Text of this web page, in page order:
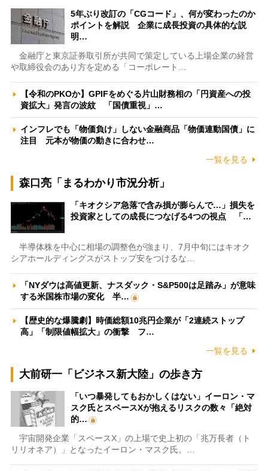
5年ぶり改訂の「CGコード」、何が変わったのか
ポイントを解説 企業に成長投資の具体的な説
明…
金融庁と東京証券取引所が共同で策定している上場企業の経営
や取締役会のあり方を定める「コーポレート…
【令和のPKOか】GPIFをめぐる片山財務相の「円資産への投
資拡大」発言の波紋 「国債重視」…
インフレでも「物価負け」しない金融商品「物価連動国債」に
注目 元本が物価の動きに合わせ…
一覧を見る
森口亮「まるわかり市況分析」
「キオクシア急落で含み損が膨らんで…」損失を
投資家としての成長につなげる4つの視点 「…
半導体株を中心に相場の調整色が強まり、7月中旬にはキオク
シアホールディングスがストップ安をつけるな…
「NYダウは高値更新、ナスダック・S&P500は足踏み」が意味
する米国株市場の変化 半…
【歴史的な爆騰劇】時価総額10兆円企業が「2連続ストップ
高」「制限値幅拡大」の衝撃 フ…
一覧を見る
大前研一「ビジネス新大陸」の歩き方
「いつ暴発してもおかしくはない」イーロン・マ
スク氏とスペースXが抱えるリスクの数々「絶対
的…
宇宙開発企業「スペースX」の上場で史上初の「兆万長者（ト
リリオネア）」となったイーロン・マスク氏。…